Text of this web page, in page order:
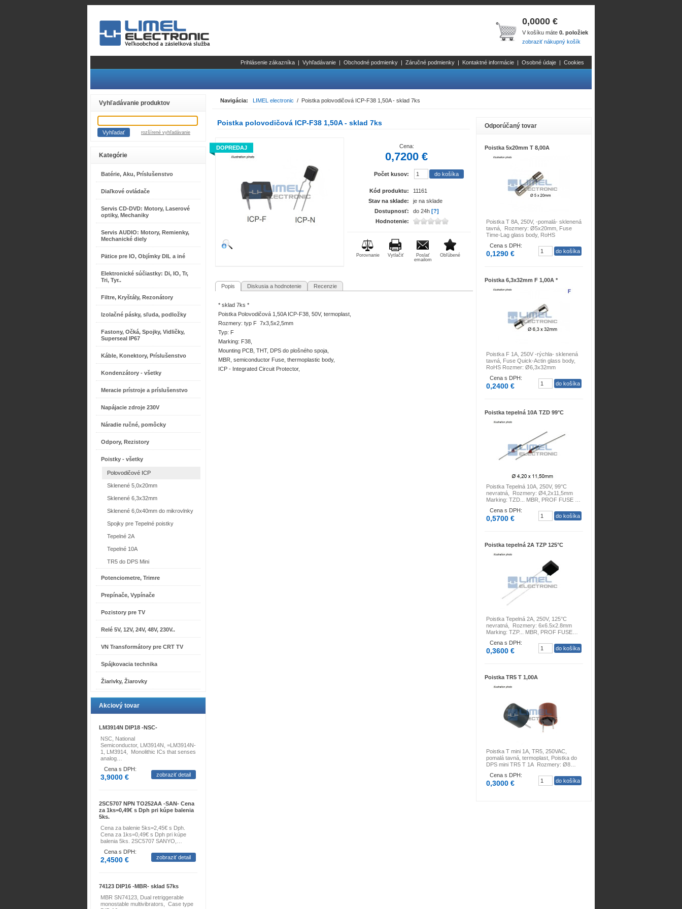
0,0000 €
V košíku máte 0. položiek
zobraziť nákupný košík
Prihlásenie zákazníka | Vyhľadávanie | Obchodné podmienky | Záručné podmienky | Kontaktné informácie | Osobné údaje | Cookies
Vyhľadávanie produktov
rozšírené vyhľadávanie
Kategórie
Batérie, Aku, Príslušenstvo
Diaľkové ovládače
Servis CD-DVD: Motory, Laserové
optiky, Mechaniky
Servis AUDIO: Motory, Remienky,
Mechanické diely
Pätice pre IO, Objímky DIL a iné
Elektronické súčiastky: Di, IO, Tr,
Tri, Tyr..
Filtre, Kryštály, Rezonátory
Izolačné pásky, sľuda, podložky
Fastony, Očká, Spojky, Vidličky,
Superseal IP67
Káble, Konektory, Príslušenstvo
Kondenzátory - všetky
Meracie prístroje a príslušenstvo
Napájacie zdroje 230V
Náradie ručné, pomôcky
Odpory, Rezistory
Poistky - všetky
Polovodičové ICP
Sklenené 5,0x20mm
Sklenené 6,3x32mm
Sklenené 6,0x40mm do mikrovlnky
Spojky pre Tepelné poistky
Tepelné 2A
Tepelné 10A
TR5 do DPS Mini
Potenciometre, Trimre
Prepínače, Vypínače
Pozistory pre TV
Relé 5V, 12V, 24V, 48V, 230V..
VN Transformátory pre CRT TV
Spájkovacia technika
Žiarivky, Žiarovky
Akciový tovar
LM3914N DIP18 -NSC-
NSC, National
Semiconductor, LM3914N, =LM3914N-
1, LM3914, Monolithic ICs that senses
analog…
Cena s DPH:
3,9000 € zobraziť detail
2SC5707 NPN TO252AA -SAN- Cena
za 1ks=0,49€ s Dph pri kúpe balenia
5ks.
Cena za balenie 5ks=2,45€ s Dph.
Cena za 1ks=0,49€ s Dph pri kúpe
balenia 5ks. 2SC5707 SANYO,…
Cena s DPH:
2,4500 € zobraziť detail
74123 DIP16 -MBR- sklad 57ks
MBR SN74123, Dual retriggerable
monostable multivibrators, Case type
Navigácia: LIMEL electronic / Poistka polovodičová ICP-F38 1,50A - sklad 7ks
Poistka polovodičová ICP-F38 1,50A - sklad 7ks
DOPREDAJ Cena:
0,7200 €
Počet kusov:
Kód produktu:
11161
Stav na sklade:
je na sklade
Dostupnosť:
do 24h [?]
Hodnotenie:
Porovnanie Vytlačiť
Poslať
emailom
Obľúbené
Popis Diskusia a hodnotenie Recenzie
* sklad 7ks *
Poistka Polovodičová 1,50A ICP-F38, 50V, termoplast,
Rozmery: typ F 7x3,5x2,5mm
Typ: F
Marking: F38,
Mounting PCB, THT, DPS do plošného spoja,
MBR, semiconductor Fuse, thermoplastic body,
ICP - Integrated Circuit Protector,
Odporúčaný tovar
Poistka 5x20mm T 8,00A
Poistka T 8A, 250V, -pomalá- sklenená
tavná, Rozmery: Ø5x20mm, Fuse
Time-Lag glass body, RoHS
Cena s DPH:
0,1290 €
Poistka 6,3x32mm F 1,00A *
Poistka F 1A, 250V -rýchla- sklenená
tavná, Fuse Quick-Actin glass body,
RoHS Rozmer: Ø6,3x32mm
Cena s DPH:
0,2400 €
Poistka tepelná 10A TZD 99°C
Poistka Tepelná 10A, 250V, 99°C
nevratná, Rozmery: Ø4,2x11,5mm
Marking: TZD... MBR, PROF FUSE …
Cena s DPH:
0,5700 €
Poistka tepelná 2A TZP 125°C
Poistka Tepelná 2A, 250V, 125°C
nevratná, Rozmery: 6x6.5x2.8mm
Marking: TZP... MBR, PROF FUSE…
Cena s DPH:
0,3600 €
Poistka TR5 T 1,00A
Poistka T mini 1A, TR5, 250VAC,
pomalá tavná, termoplast, Poistka do
DPS mini TR5 T 1A Rozmery: Ø8…
Cena s DPH:
0,3000 €